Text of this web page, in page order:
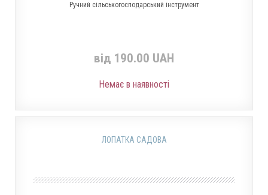
Ручний сільськогосподарський інструмент
від 190.00 UAH
Немає в наявності
ЛОПАТКА САДОВА